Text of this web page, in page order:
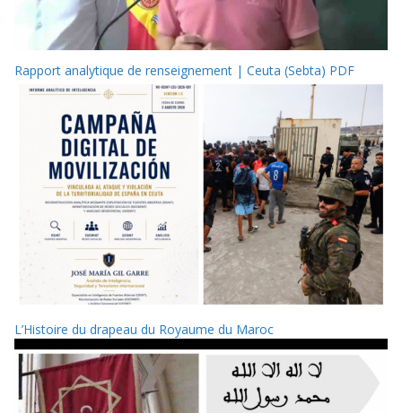
Rapport analytique de renseignement | Ceuta (Sebta) PDF
L’Histoire du drapeau du Royaume du Maroc